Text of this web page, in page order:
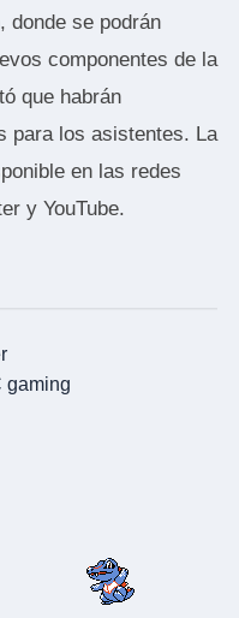
donde se podrán
componentes de la
que habrán
para los asistentes. La
en las redes
y YouTube.
gaming